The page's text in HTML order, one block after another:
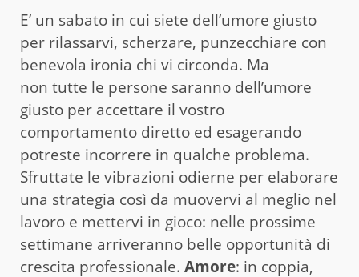
E’ un sabato in cui siete dell’umore giusto
per rilassarvi, scherzare, punzecchiare con
benevola ironia chi vi circonda. Ma
non tutte le persone saranno dell’umore
giusto per accettare il vostro
comportamento diretto ed esagerando
potreste incorrere in qualche problema.
Sfruttate le vibrazioni odierne per elaborare
una strategia così da muovervi al meglio nel
lavoro e mettervi in gioco: nelle prossime
settimane arriveranno belle opportunità di
crescita professionale. Amore: in coppia,